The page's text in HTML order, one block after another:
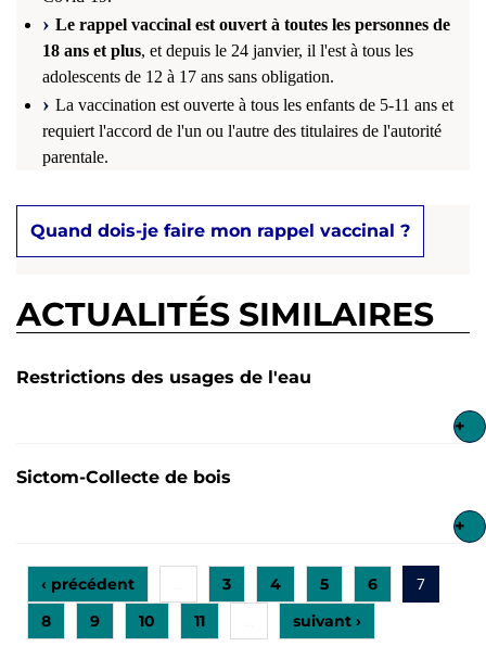
Le rappel vaccinal est ouvert à toutes les personnes de
18 ans et plus, et depuis le 24 janvier, il l'est à tous les
adolescents de 12 à 17 ans sans obligation.
La vaccination est ouverte à tous les enfants de 5-11 ans et
requiert l'accord de l'un ou l'autre des titulaires de l'autorité
parentale.
Quand dois-je faire mon rappel vaccinal ?
ACTUALITÉS SIMILAIRES
Restrictions des usages de l'eau
+
Sictom-Collecte de bois
+
‹ précédent 3 4 5 6 7
8 9 10 11 suivant ›